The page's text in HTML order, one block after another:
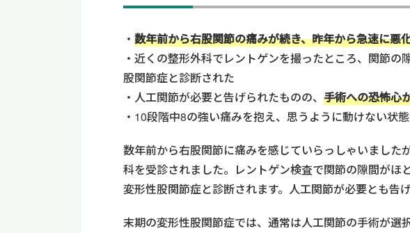
数年前から右股関節の痛みが続き、昨年から急速に悪
近くの整形外科でレントゲンを撮ったところ、関節の
股関節症と診断された
人工関節が必要と告げられたものの、 手術への恐怖心
10段階中8の強い痛みを抱え、思うように動けない状
数年前から右股関節に痛みを感じていらっしゃいました
科を受診されました。レントゲン検査で関節の隙間がほ
変形性股関節症と診断されます。人工関節が必要とも告
末期の変形性股関節症では、通常は人工関節の手術が選